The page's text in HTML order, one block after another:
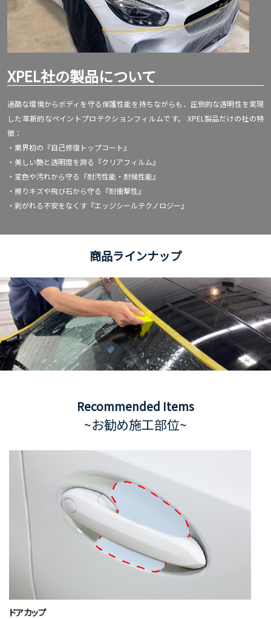
XPEL社の製品について
過酷な環境からボディを守る保護性能を持ちながらも、圧倒的な透明性を実現
した革新的なペイントプロテクションフィルムです。 XPEL製品だけの社の特
徴：
・業界初の『自己修復トップコート』
・美しい艶と透明度を誇る『クリアフィルム』
・変色や汚れから守る『耐汚性能・耐候性能』
・擦りキズや飛び石から守る『耐衝撃性』
・剥がれる不安をなくす『エッジシールテクノロジー』
商品ラインナップ
Recommended Items
~お勧め施工部位~
ドアカップ